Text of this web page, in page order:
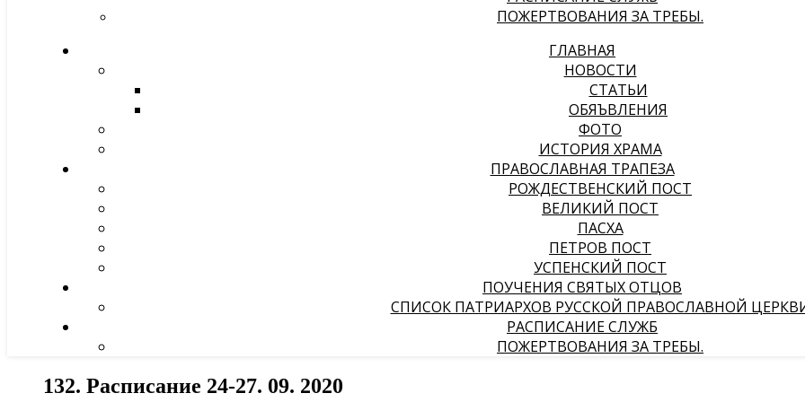
ПОЖЕРТВОВАНИЯ ЗА ТРЕБЫ.
ГЛАВНАЯ
НОВОСТИ
СТАТЬИ
ОБЯЪВЛЕНИЯ
ФОТО
ИСТОРИЯ ХРАМА
ПРАВОСЛАВНАЯ ТРАПЕЗА
РОЖДЕСТВЕНСКИЙ ПОСТ
ВЕЛИКИЙ ПОСТ
ПАСХА
ПЕТРОВ ПОСТ
УСПЕНСКИЙ ПОСТ
ПОУЧЕНИЯ СВЯТЫХ ОТЦОВ
СПИСОК ПАТРИАРХОВ РУССКОЙ ПРАВОСЛАВНОЙ
РАСПИСАНИЕ СЛУЖБ
ПОЖЕРТВОВАНИЯ ЗА ТРЕБЫ.
132. Расписание 24-27. 09. 2020